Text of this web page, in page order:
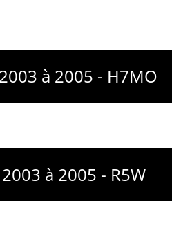
à 2005 - H7MO
à 2005 - R5W